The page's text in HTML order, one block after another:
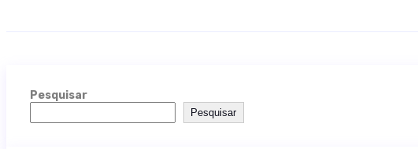
Pesquisar
Pesquisar